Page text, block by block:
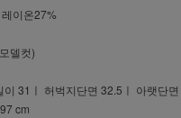
이온27%
델컷)
31ㅣ 허벅지단면 32.5ㅣ 아랫단면
cm